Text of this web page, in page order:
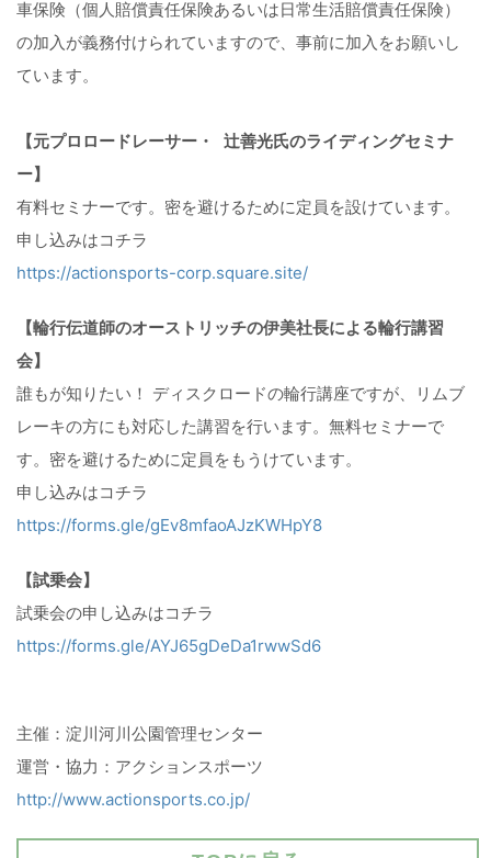
車保険（個人賠償責任保険あるいは日常生活賠償責任保険）
の加入が義務付けられていますので、事前に加入をお願いし
ています。
【元プロロードレーサー・ 辻善光氏のライディングセミナ
ー】
有料セミナーです。密を避けるために定員を設けています。
申し込みはコチラ
https://actionsports-corp.square.site/
【輪行伝道師のオーストリッチの伊美社長による輪行講習
会】
誰もが知りたい！ ディスクロードの輪行講座ですが、リムブ
レーキの方にも対応した講習を行います。無料セミナーで
す。密を避けるために定員をもうけています。
申し込みはコチラ
https://forms.gle/gEv8mfaoAJzKWHpY8
【試乗会】
試乗会の申し込みはコチラ
https://forms.gle/AYJ65gDeDa1rwwSd6
主催：淀川河川公園管理センター
運営・協力：アクションスポーツ
http://www.actionsports.co.jp/